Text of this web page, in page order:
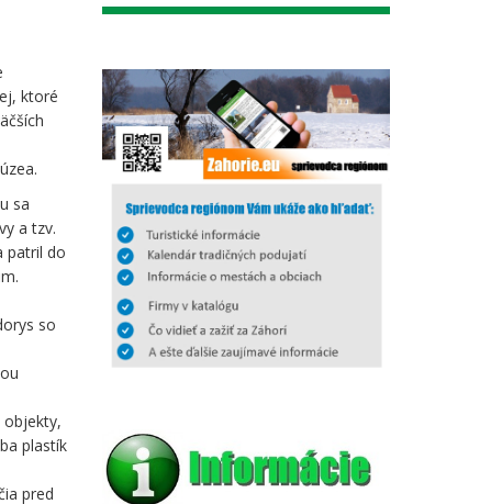
ktoré
sa
a tzv.
patril do
so
objekty,
plastík
pred